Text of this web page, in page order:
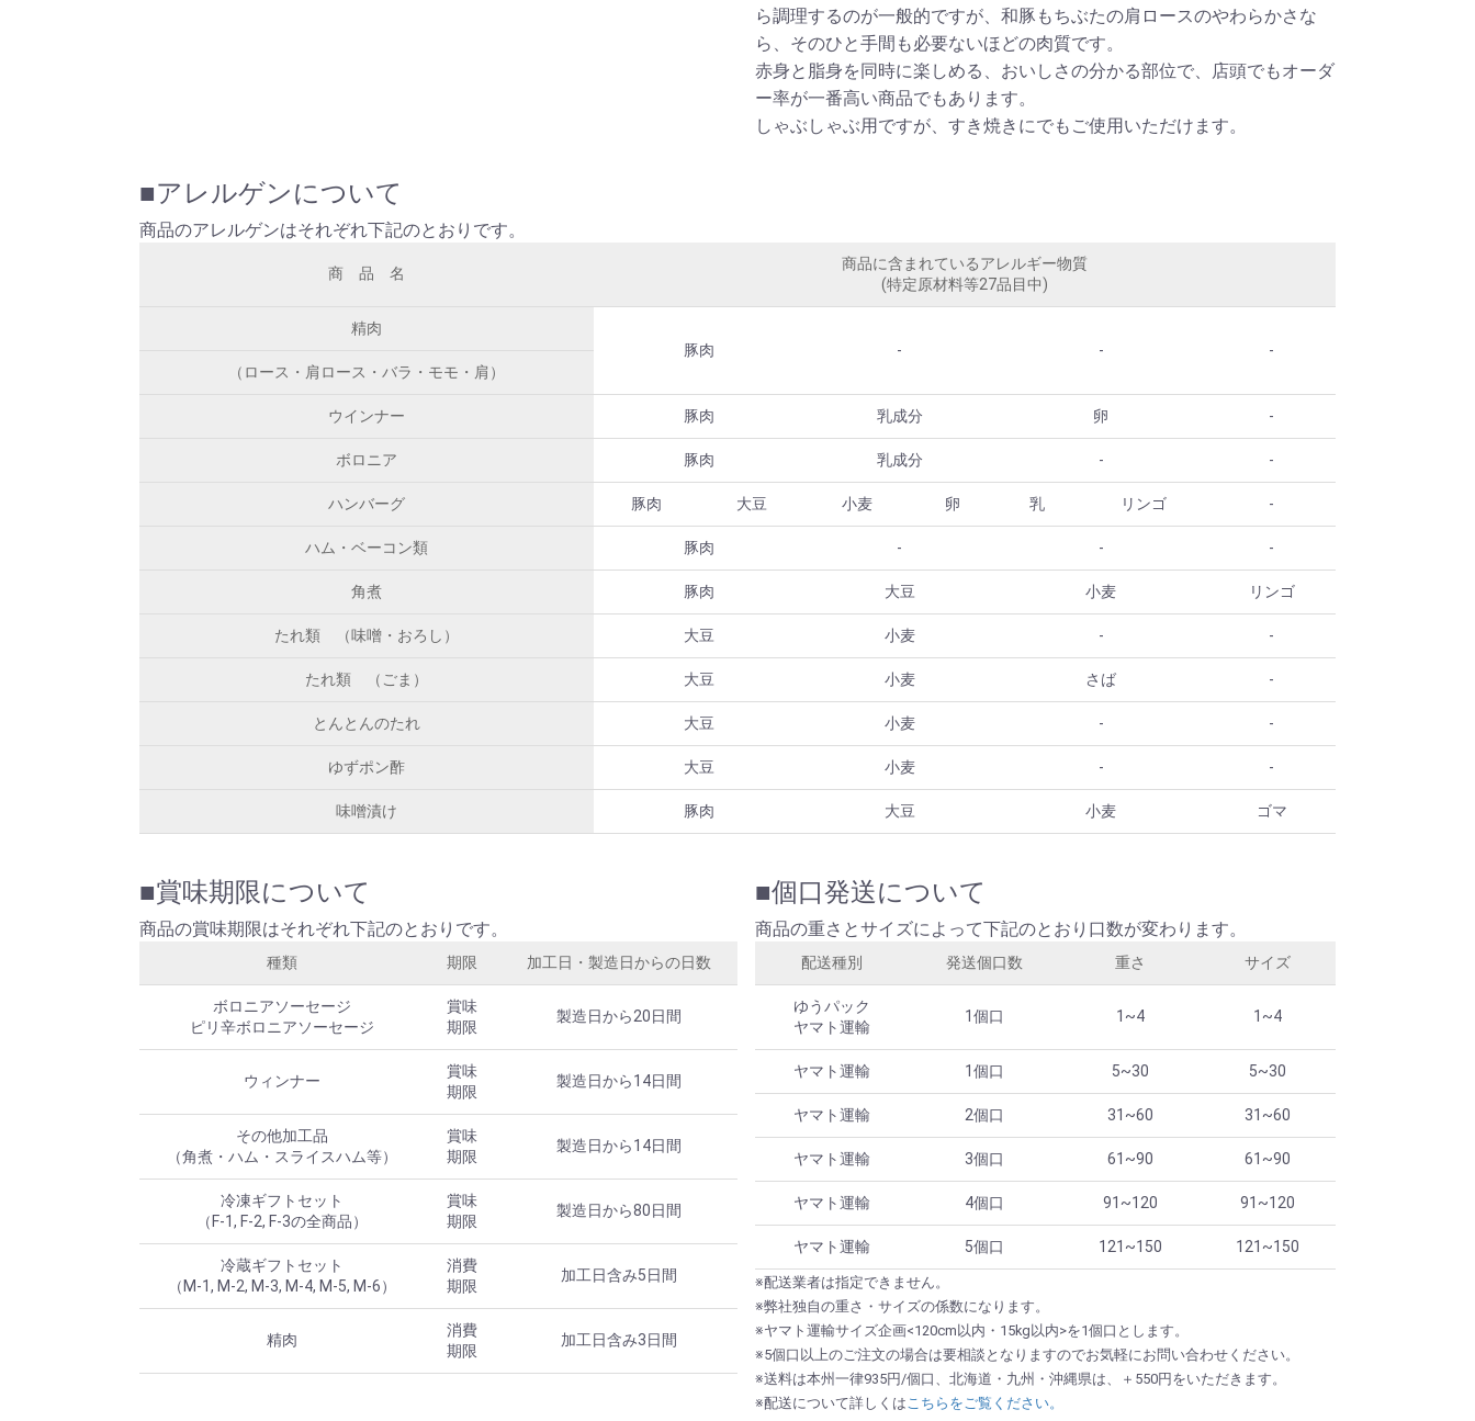
ら調理するのが一般的ですが、和豚もちぶたの肩ロースのやわらかさな
ら、そのひと手間も必要ないほどの肉質です。
赤身と脂身を同時に楽しめる、おいしさの分かる部位で、店頭でもオーダ
ー率が一番高い商品でもあります。
しゃぶしゃぶ用ですが、すき焼きにでもご使用いただけます。
■アレルゲンについて
商品のアレルゲンはそれぞれ下記のとおりです。
商　品　名
商品に含まれているアレルギー物質
(特定原材料等27品目中)
精肉
豚肉
- -
-
（ロース・肩ロース・バラ・モモ・肩）
ウインナー 豚肉 乳成分 卵 -
ボロニア 豚肉 乳成分 - -
ハンバーグ 豚肉 大豆 小麦 卵 乳 リンゴ -
ハム・ベーコン類 豚肉 - - -
角煮 豚肉 大豆 小麦 リンゴ
たれ類　（味噌・おろし） 大豆 小麦 - -
たれ類　（ごま） 大豆 小麦 さば -
とんとんのたれ 大豆 小麦 - -
ゆずポン酢 大豆 小麦 - -
味噌漬け 豚肉 大豆 小麦 ゴマ
■賞味期限について
商品の賞味期限はそれぞれ下記のとおりです。
種類 期限 加工日・製造日からの日数
ボロニアソーセージ
ピリ辛ボロニアソーセージ
賞味
期限
製造日から20日間
ウィンナー
賞味
期限
製造日から14日間
その他加工品
（角煮・ハム・スライスハム等）
賞味
期限
製造日から14日間
冷凍ギフトセット
（F-1, F-2, F-3の全商品）
賞味
期限
製造日から80日間
冷蔵ギフトセット
（M-1, M-2, M-3, M-4, M-5, M-6）
消費
期限
加工日含み5日間
精肉
消費
期限
加工日含み3日間
■個口発送について
商品の重さとサイズによって下記のとおり口数が変わります。
配送種別 発送個口数 重さ サイズ
ゆうパック
ヤマト運輸
1個口 1~4 1~4
ヤマト運輸 1個口 5~30 5~30
ヤマト運輸 2個口 31~60 31~60
ヤマト運輸 3個口 61~90 61~90
ヤマト運輸 4個口 91~120 91~120
ヤマト運輸 5個口 121~150 121~150
※配送業者は指定できません。
※弊社独自の重さ・サイズの係数になります。
※ヤマト運輸サイズ企画<120cm以内・15kg以内>を1個口とします。
※5個口以上のご注文の場合は要相談となりますのでお気軽にお問い合わせください。
※送料は本州一律935円/個口、北海道・九州・沖縄県は、＋550円をいただきます。
※配送について詳しくはこちらをご覧ください。